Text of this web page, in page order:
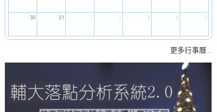
30 31 1 2 3 4 5
更多行事曆....